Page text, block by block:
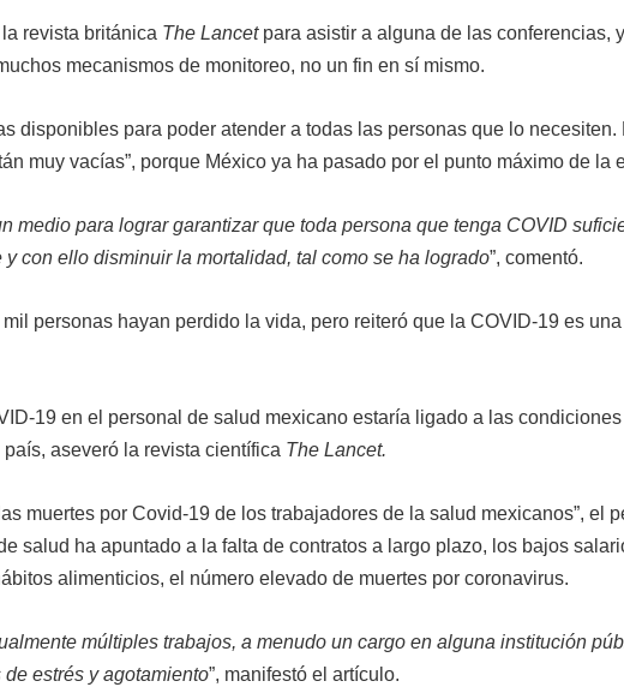
revista británica The Lancet para asistir a alguna de las conferencias,
mecanismos de monitoreo, no un fin en sí mismo.
disponibles para poder atender a todas las personas que lo necesiten.
muy vacías”, porque México ya ha pasado por el punto máximo de la
medio para lograr garantizar que toda persona que tenga COVID
con ello disminuir la mortalidad, tal como se ha logrado”, comentó.
personas hayan perdido la vida, pero reiteró que la COVID-19 es
19 en el personal de salud mexicano estaría ligado a las
aseveró la revista científica The Lancet.
muertes por Covid-19 de los trabajadores de la salud mexicanos”, el
salud ha apuntado a la falta de contratos a largo plazo, los bajos
alimenticios, el número elevado de muertes por coronavirus.
múltiples trabajos, a menudo un cargo en alguna institución
estrés y agotamiento”, manifestó el artículo.